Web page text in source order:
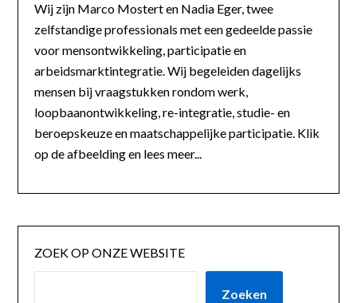
Wij zijn Marco Mostert en Nadia Eger, twee
zelfstandige professionals met een gedeelde passie
voor mensontwikkeling, participatie en
arbeidsmarktintegratie. Wij begeleiden dagelijks
mensen bij vraagstukken rondom werk,
loopbaanontwikkeling, re-integratie, studie- en
beroepskeuze en maatschappelijke participatie. Klik
op de afbeelding en lees meer...
ZOEK OP ONZE WEBSITE
Zoeken